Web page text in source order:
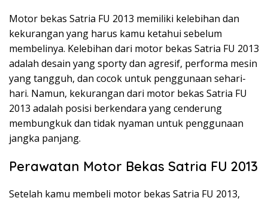
Motor bekas Satria FU 2013 memiliki kelebihan dan
kekurangan yang harus kamu ketahui sebelum
membelinya. Kelebihan dari motor bekas Satria FU 2013
adalah desain yang sporty dan agresif, performa mesin
yang tangguh, dan cocok untuk penggunaan sehari-
hari. Namun, kekurangan dari motor bekas Satria FU
2013 adalah posisi berkendara yang cenderung
membungkuk dan tidak nyaman untuk penggunaan
jangka panjang.
Perawatan Motor Bekas Satria FU 2013
Setelah kamu membeli motor bekas Satria FU 2013,